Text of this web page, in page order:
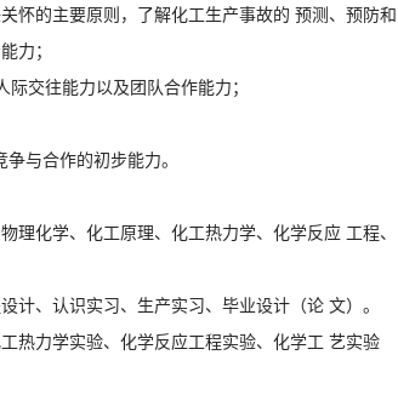
怀的主要原则，了解化工生产事故的 预测、预防和
力；
交往能力以及团队合作能力；
与合作的初步能力。
化学、化工原理、化工热力学、化学反应 工程、
计、认识实习、生产实习、毕业设计（论 文）。
热力学实验、化学反应工程实验、化学工 艺实验